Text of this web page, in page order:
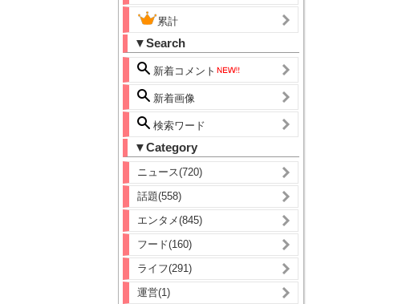
累計
▼Search
新着コメント
新着画像
検索ワード
▼Category
ニュース(720)
話題(558)
エンタメ(845)
フード(160)
ライフ(291)
運営(1)